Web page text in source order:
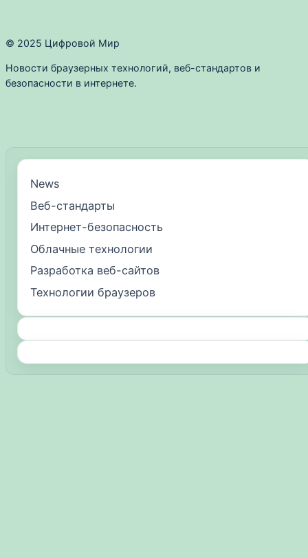
© 2025 Цифровой Мир
Новости браузерных технологий, веб-стандартов и
безопасности в интернете.
News
Веб-стандарты
Интернет-безопасность
Облачные технологии
Разработка веб-сайтов
Технологии браузеров